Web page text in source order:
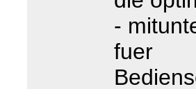
-
fuer